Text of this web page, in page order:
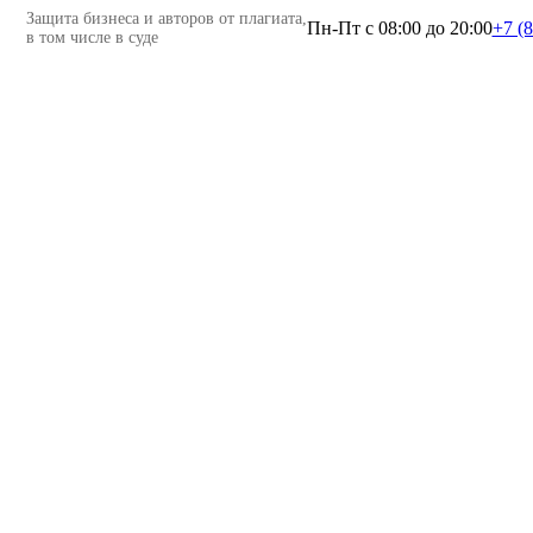
Защита бизнеса и авторов от плагиата,
в том числе в суде
Пн-Пт c 08:00 до 20:00+7